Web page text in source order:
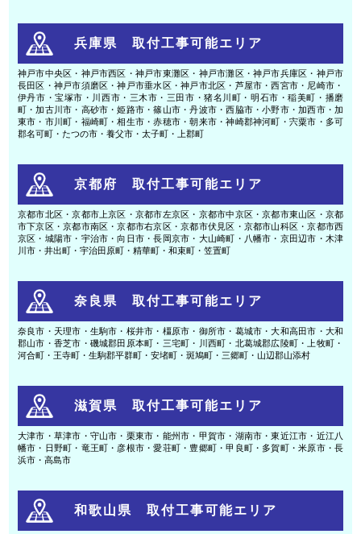
兵庫県 取付工事可能エリア
神戸市中央区・神戸市西区・神戸市東灘区・神戸市灘区・神戸市兵庫区・神戸市
長田区・神戸市須磨区・神戸市垂水区・神戸市北区・芦屋市・西宮市・尼崎市・
伊丹市・宝塚市・川西市・三木市・三田市・猪名川町・明石市・稲美町・播磨
町・加古川市・高砂市・姫路市・篠山市・丹波市・西脇市・小野市・加西市・加
東市・市川町・福崎町・相生市・赤穂市・朝来市・神崎郡神河町・宍粟市・多可
郡名可町・たつの市・養父市・太子町・上郡町
京都府 取付工事可能エリア
京都市北区・京都市上京区・京都市左京区・京都市中京区・京都市東山区・京都
市下京区・京都市南区・京都市右京区・京都市伏見区・京都市山科区・京都市西
京区・城陽市・宇治市・向日市・長岡京市・大山崎町・八幡市・京田辺市・木津
川市・井出町・宇治田原町・精華町・和束町・笠置町
奈良県 取付工事可能エリア
奈良市・天理市・生駒市・桜井市・橿原市・御所市・葛城市・大和高田市・大和
郡山市・香芝市・磯城郡田原本町・三宅町・川西町・北葛城郡広陵町・上牧町・
河合町・王寺町・生駒郡平群町・安堵町・斑鳩町・三郷町・山辺郡山添村
滋賀県 取付工事可能エリア
大津市・草津市・守山市・栗東市・能州市・甲賀市・湖南市・東近江市・近江八
幡市・日野町・竜王町・彦根市・愛荘町・豊郷町・甲良町・多賀町・米原市・長
浜市・高島市
和歌山県 取付工事可能エリア